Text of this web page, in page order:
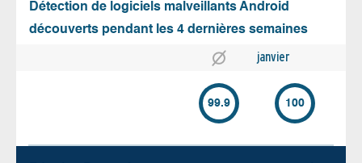
Détection de logiciels malveillants Android
découverts pendant les 4 dernières semaines
janvier
99.9 100